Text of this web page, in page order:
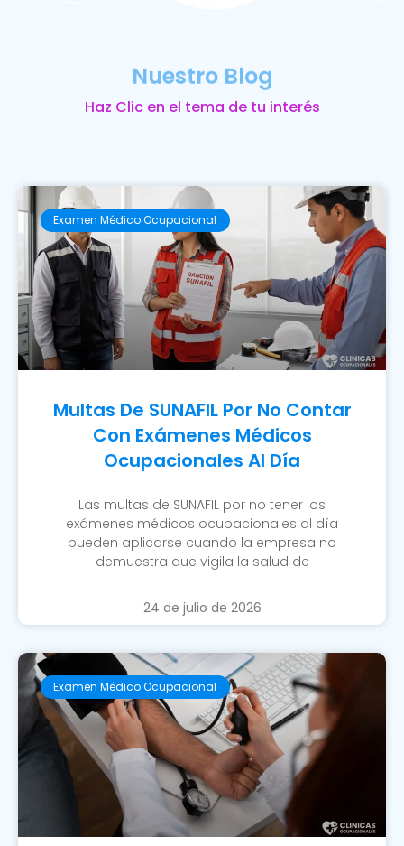
Nuestro Blog
Haz Clic en el tema de tu interés
Examen Médico Ocupacional
Multas De SUNAFIL Por No Contar
Con Exámenes Médicos
Ocupacionales Al Día
Las multas de SUNAFIL por no tener los
exámenes médicos ocupacionales al día
pueden aplicarse cuando la empresa no
demuestra que vigila la salud de
24 de julio de 2026
Examen Médico Ocupacional